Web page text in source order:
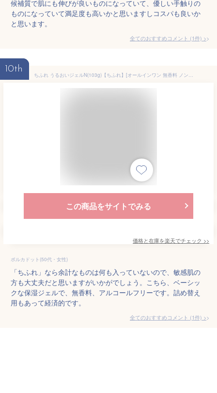
候補質で肌にも伸びが良いものになっていて、優しい手触りの
ものになっていて満足度も高いかと思いますしコスパも良いか
と思います。
全てのおすすめコメント (1件) >
10th
ちふれ うるおいジェルN(103g)【ちふれ】[オールインワン 無香料 ノンアルコール 保湿]
この商品をサイトでみる
価格と在庫を楽天でチェック >>
ポルカドット(50代・女性)
「ちふれ」なら余計なものは何も入っていないので、敏感肌の
方も大丈夫だと思いますがいかがでしょう。こちら、ベーシッ
クな保湿ジェルで、無香料、アルコールフリーです。詰め替え
用もあって経済的です。
全てのおすすめコメント (1件) >